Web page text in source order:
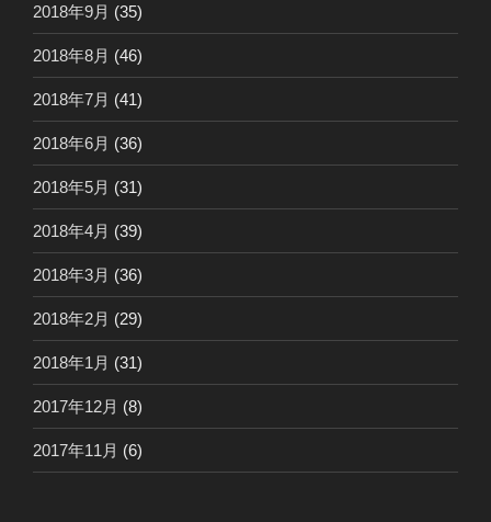
2018年9月 (35)
2018年8月 (46)
2018年7月 (41)
2018年6月 (36)
2018年5月 (31)
2018年4月 (39)
2018年3月 (36)
2018年2月 (29)
2018年1月 (31)
2017年12月 (8)
2017年11月 (6)